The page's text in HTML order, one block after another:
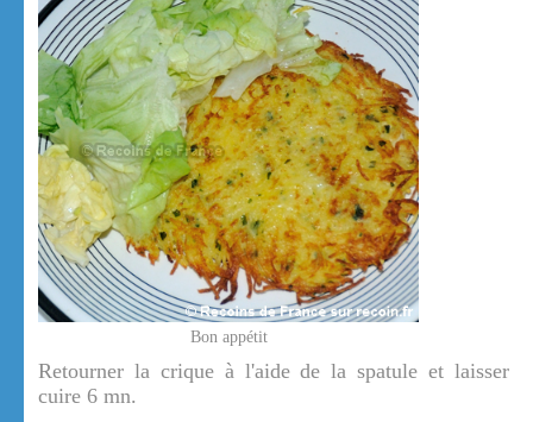
Bon appétit
Retourner la crique à l'aide de la spatule et laisser
cuire 6 mn.